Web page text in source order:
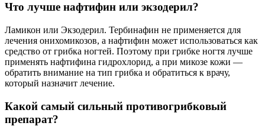
Что лучше нафтифин или экзодерил?
Ламикон или Экзодерил. Тербинафин не применяется для
лечения онихомикозов, а нафтифин может использоваться как
средство от грибка ногтей. Поэтому при грибке ногтя лучше
применять нафтифина гидрохлорид, а при микозе кожи —
обратить внимание на тип грибка и обратиться к врачу,
который назначит лечение.
Какой самый сильный противогрибковый
препарат?